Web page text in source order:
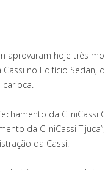
aprovaram hoje três
no Edifício Sedan,
da CliniCassi
da CliniCassi
da Cassi.